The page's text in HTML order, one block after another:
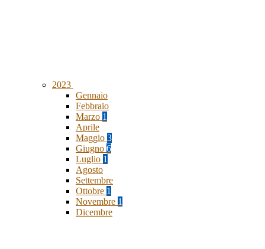
2023
Gennaio
Febbraio
Marzo 1
Aprile
Maggio 3
Giugno 6
Luglio 1
Agosto
Settembre
Ottobre 1
Novembre 1
Dicembre